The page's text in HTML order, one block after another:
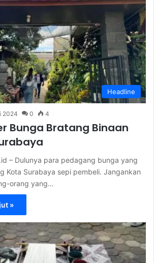
Headline
2024 0 4
Bunga Bratang Binaan
– Dulunya para pedagang bunga yang
Kota Surabaya sepi pembeli. Jangankan
orang yang…
»